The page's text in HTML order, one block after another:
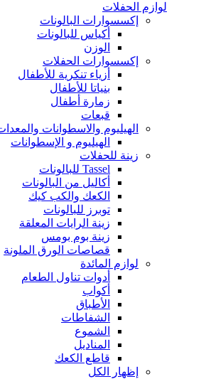
لوازم الحفلات
إكسسوارات البالونات
أكياس للبالونات
الوزن
إكسسوارات الحفلات
أزياء تنكرية للأطفال
بنياتا للأطفال
زمارة أطفال
قبعات
الهيليوم والاسطوانات
الهيليوم و الإسطوانات
زينة للحفلات
Tassel للبالونات
أكاليل من البالونات
الكعك والكب كيك
توبرز للبالونات
زينة الرايات المعلقة
زينة بوم بومس
قصاصات الورق الملونة
لوازم المائدة
أدوات تناول الطعام
أكواب
الأطباق
الشفاطات
الشموع
المناديل
قاطع الكعك
إظهار الكل